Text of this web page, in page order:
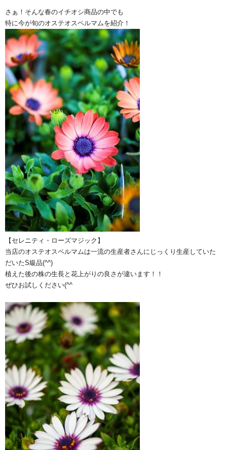
さぁ！そんな春のイチオシ商品の中でも
特に今が旬のオステオスペルマムを紹介！
【セレニティ・ローズマジック】
当店のオステオスペルマムは一流の生産者さんにじっくり生産していた
だいたS級品(^^)
植えた後の株の生長と花上がりの良さが違います！！
ぜひお試しください(^^ゞ